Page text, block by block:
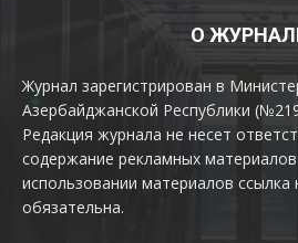
О
Журнал зарегистрирован в
Азербайджанской Республики
Редакция журнала не несет
содержание рекламных
использовании материалов ссылка
обязательна.